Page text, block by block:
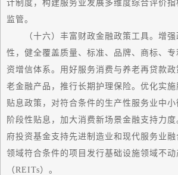
计制度，构建服务业发展多维度综合评价
监管。
（十六）丰富财政金融政策工具。增强
性，健全覆盖质量、标准、品牌、商标、
资增信体系。用好服务消费与养老再贷款
老金融产品，推行长期护理保险。优化实
贴息政策，对符合条件的生产性服务业中
阶段性贴息，加大消费新场景金融支持力度
府投资基金支持先进制造业和现代服务业
领域符合条件的项目发行基础设施领域不
（REITs）。